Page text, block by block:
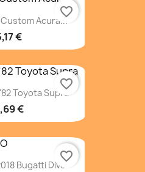
Acura...
€
favorite_border
Toyota Supra
€
favorite_border
Bugatti Divo
favorite_border